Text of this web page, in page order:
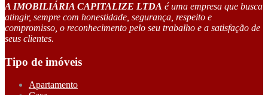
A IMOBILIÁRIA CAPITALIZE LTDA é uma empresa que busca
atingir, sempre com honestidade, segurança, respeito e
compromisso, o reconhecimento pelo seu trabalho e a satisfação de
seus clientes.
Tipo de imóveis
Apartamento